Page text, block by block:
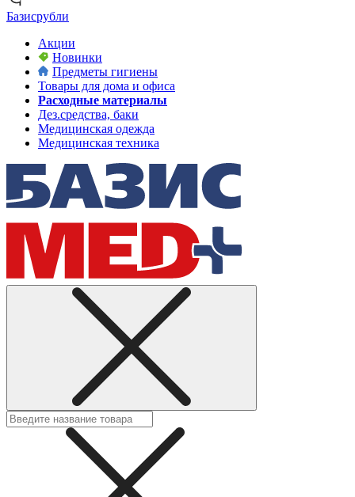
Базисрубли
Акции
Новинки
Предметы гигиены
Товары для дома и офиса
Расходные материалы
Дез.средства, баки
Медицинская одежда
Медицинская техника